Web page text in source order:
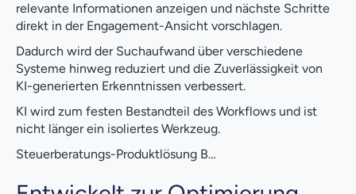
relevante Informationen anzeigen und nächste Schritte
direkt in der Engagement-Ansicht vorschlagen.
Dadurch wird der Suchaufwand über verschiedene
Systeme hinweg reduziert und die Zuverlässigkeit von
KI-generierten Erkenntnissen verbessert.
KI wird zum festen Bestandteil des Workflows und ist
nicht länger ein isoliertes Werkzeug.
Steuerberatungs-Produktlösung B…